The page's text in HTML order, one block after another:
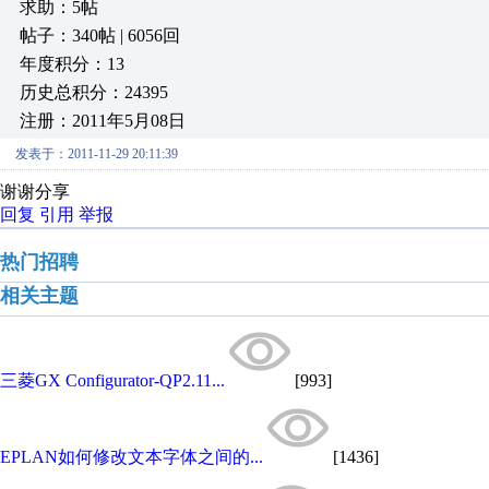
求助：5帖
帖子：340帖 | 6056回
年度积分：13
历史总积分：24395
注册：2011年5月08日
发表于：2011-11-29 20:11:39
谢谢分享
回复 引用 举报
热门招聘
相关主题
三菱GX Configurator-QP2.11... [993]
EPLAN如何修改文本字体之间的... [1436]